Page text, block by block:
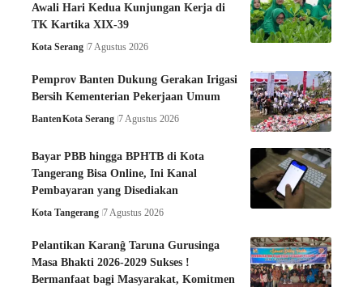
Awali Hari Kedua Kunjungan Kerja di
TK Kartika XIX-39
Kota Serang 7 Agustus 2026
Pemprov Banten Dukung Gerakan Irigasi
Bersih Kementerian Pekerjaan Umum
BantenKota Serang 7 Agustus 2026
Bayar PBB hingga BPHTB di Kota
Tangerang Bisa Online, Ini Kanal
Pembayaran yang Disediakan
Kota Tangerang 7 Agustus 2026
Pelantikan Karanĝ Taruna Gurusinga
Masa Bhakti 2026-2029 Sukses !
Bermanfaat bagi Masyarakat, Komitmen